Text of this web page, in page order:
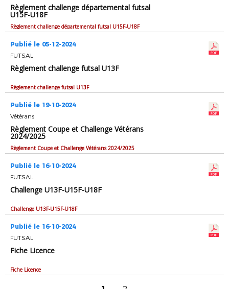
Règlement challenge départemental futsal
U15F-U18F
Règlement challenge départemental futsal U15F-U18F
Publié le 05-12-2024
FUTSAL
Règlement challenge futsal U13F
Règlement challenge futsal U13F
Publié le 19-10-2024
Vétérans
Règlement Coupe et Challenge Vétérans
2024/2025
Règlement Coupe et Challenge Vétérans 2024/2025
Publié le 16-10-2024
FUTSAL
Challenge U13F-U15F-U18F
Challenge U13F-U15F-U18F
Publié le 16-10-2024
FUTSAL
Fiche Licence
Fiche Licence